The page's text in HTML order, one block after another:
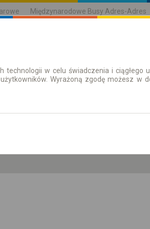
Międzynarodowe Busy Adres-Adres
| Bilety Bilety okresowe
technologii w celu świadczenia i
Wyrażoną zgodę możesz